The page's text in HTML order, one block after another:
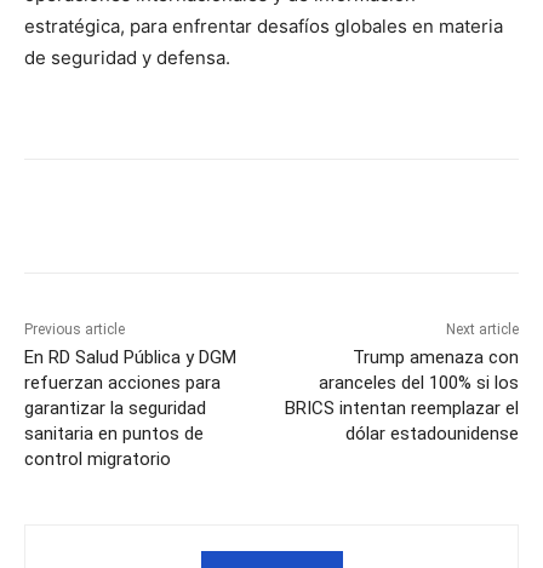
estratégica, para enfrentar desafíos globales en materia
de seguridad y defensa.
Previous article
En RD Salud Pública y DGM
refuerzan acciones para
garantizar la seguridad
sanitaria en puntos de
control migratorio
Next article
Trump amenaza con
aranceles del 100% si los
BRICS intentan reemplazar el
dólar estadounidense